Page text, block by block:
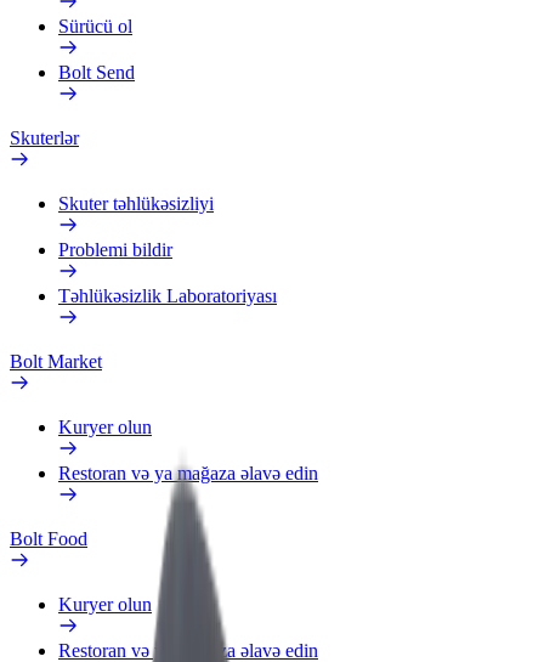
Sürücü ol
Bolt Send
Skuterlər
Skuter təhlükəsizliyi
Problemi bildir
Təhlükəsizlik Laboratoriyası
Bolt Market
Kuryer olun
Restoran və ya mağaza əlavə edin
Bolt Food
Kuryer olun
Restoran və ya mağaza əlavə edin